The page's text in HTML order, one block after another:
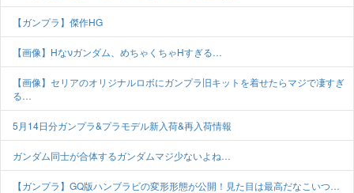
【ガンプラ】傑作HG
【画像】Hなνガンダム、めちゃくちゃHすぎる…
【画像】セリアのオリジナルロボにガンプラ旧キットを着せたらマジで凄すぎ
る…
5月14日分ガンプラ&プラモデル新入荷&再入荷情報
ガンダム同士が合体するガンダムマジ少ないよね…
【ガンプラ】GQ版ハンブラビの変形形態が公開！見た目は最高だなこいつ…